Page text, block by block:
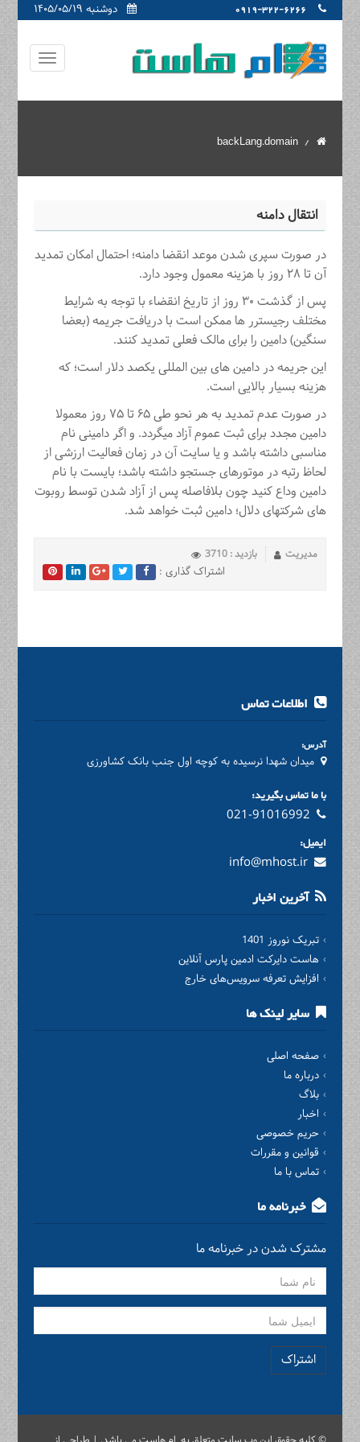
دوشنبه ۱۴۰۵/۰۵/۱۹ 0919-322-6266
backLang.domain
انتقال دامنه
در صورت سپری شدن موعد انقضا دامنه؛ احتمال امکان تمدید
آن تا ۲۸ روز با هزینه معمول وجود دارد.
پس از گذشت ۳۰ روز از تاریخ انقضاء با توجه به شرایط
مختلف رجیسترر ها ممکن است با دریافت جریمه (بعضا
سنگین) دامین را برای مالک فعلی تمدید کنند.
این جریمه در دامین های بین المللی یکصد دلار است؛ که
هزینه بسیار بالایی است.
در صورت عدم تمدید به هر نحو طی ۶۵ تا ۷۵ روز معمولا
دامین مجدد برای ثبت عموم آزاد میگردد. و اگر دامینی نام
مناسبی داشته باشد و یا سایت آن در زمان فعالیت ارزشی از
لحاظ رتبه در موتورهای جستجو داشته باشد؛ بایست با نام
دامین وداع کنید چون بلافاصله پس از آزاد شدن توسط روبوت
های شرکتهای دلال؛ دامین ثبت خواهد شد.
مدیریت بازدید : 3710
اشتراک گذاری :
اطلاعات تماس
آدرس:
میدان شهدا نرسیده به کوچه اول جنب بانک کشاورزی
با ما تماس بگیرید:
021-91016992
ایمیل:
info@mhost.ir
آخرین اخبار
تبریک نوروز 1401
هاست دایرکت ادمین پارس آنلاین
افزایش تعرفه سرویس‌های خارج
سایر لینک ها
صفحه اصلی
درباره ما
بلاگ
اخبار
حریم خصوصی
قوانین و مقررات
تماس با ما
خبرنامه ما
مشترک شدن در خبرنامه ما
اشتراک